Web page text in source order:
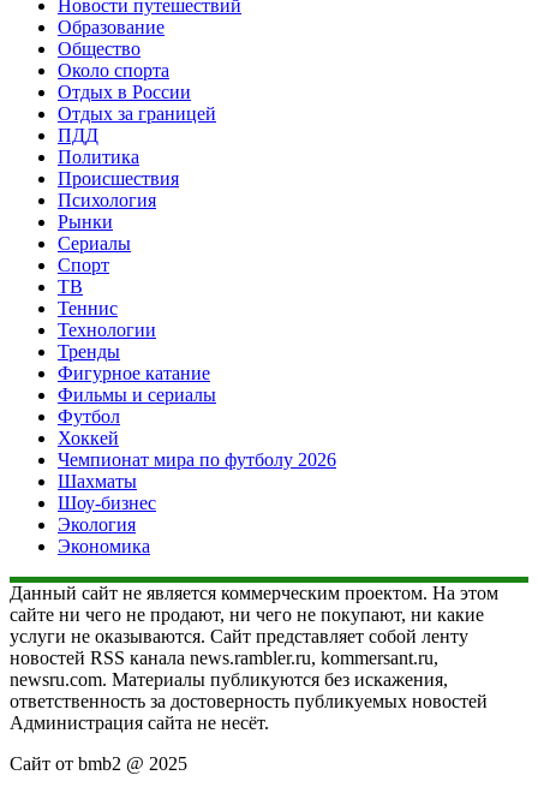
Новости путешествий
Образование
Общество
Около спорта
Отдых в России
Отдых за границей
ПДД
Политика
Происшествия
Психология
Рынки
Сериалы
Спорт
ТВ
Теннис
Технологии
Тренды
Фигурное катание
Фильмы и сериалы
Футбол
Хоккей
Чемпионат мира по футболу 2026
Шахматы
Шоу-бизнес
Экология
Экономика
Данный сайт не является коммерческим проектом. На этом
сайте ни чего не продают, ни чего не покупают, ни какие
услуги не оказываются. Сайт представляет собой ленту
новостей RSS канала news.rambler.ru, kommersant.ru,
newsru.com. Материалы публикуются без искажения,
ответственность за достоверность публикуемых новостей
Администрация сайта не несёт.
Сайт от bmb2 @ 2025